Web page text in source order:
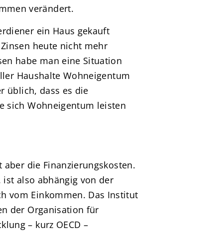
verändert.
ein Haus gekauft
heute nicht mehr
habe man eine Situation
Haushalte Wohneigentum
üblich, dass es die
sich Wohneigentum leisten
die Finanzierungskosten.
also abhängig von der
vom Einkommen. Das Institut
der Organisation für
– kurz OECD –